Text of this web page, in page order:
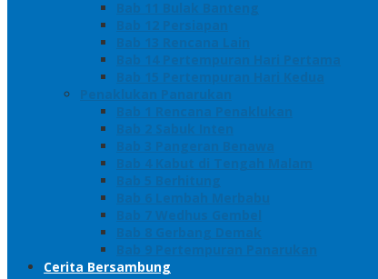
Bab 11 Bulak Banteng
Bab 12 Persiapan
Bab 13 Rencana Lain
Bab 14 Pertempuran Hari Pertama
Bab 15 Pertempuran Hari Kedua
Penaklukan Panarukan
Bab 1 Rencana Penaklukan
Bab 2 Sabuk Inten
Bab 3 Pangeran Benawa
Bab 4 Kabut di Tengah Malam
Bab 5 Berhitung
Bab 6 Lembah Merbabu
Bab 7 Wedhus Gembel
Bab 8 Gerbang Demak
Bab 9 Pertempuran Panarukan
Cerita Bersambung